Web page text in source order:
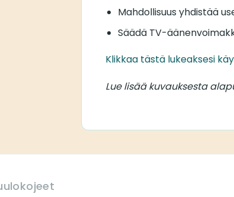
Mahdollisuus yhdistää
Säädä TV-
Klikkaa tästä lukeaksesi
Lue lisää kuvauksesta